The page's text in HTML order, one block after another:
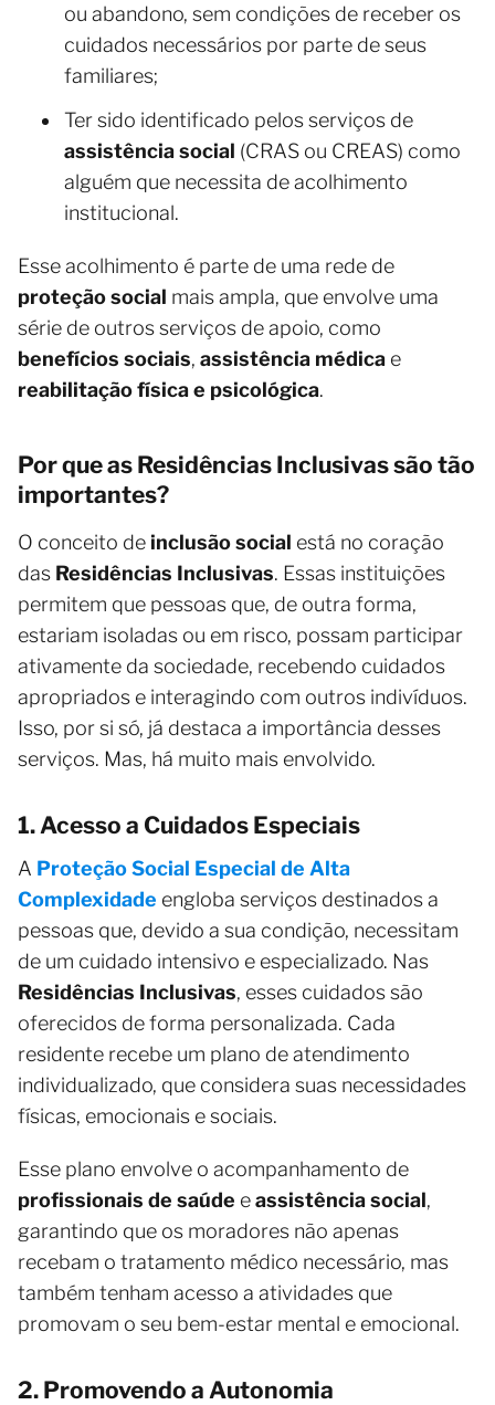
ou abandono, sem condições de receber os
cuidados necessários por parte de seus
familiares;
Ter sido identificado pelos serviços de
assistência social (CRAS ou CREAS) como
alguém que necessita de acolhimento
institucional.
Esse acolhimento é parte de uma rede de
proteção social mais ampla, que envolve uma
série de outros serviços de apoio, como
benefícios sociais, assistência médica e
reabilitação física e psicológica.
Por que as Residências Inclusivas são tão
importantes?
O conceito de inclusão social está no coração
das Residências Inclusivas. Essas instituições
permitem que pessoas que, de outra forma,
estariam isoladas ou em risco, possam participar
ativamente da sociedade, recebendo cuidados
apropriados e interagindo com outros indivíduos.
Isso, por si só, já destaca a importância desses
serviços. Mas, há muito mais envolvido.
1. Acesso a Cuidados Especiais
A Proteção Social Especial de Alta
Complexidade engloba serviços destinados a
pessoas que, devido a sua condição, necessitam
de um cuidado intensivo e especializado. Nas
Residências Inclusivas, esses cuidados são
oferecidos de forma personalizada. Cada
residente recebe um plano de atendimento
individualizado, que considera suas necessidades
físicas, emocionais e sociais.
Esse plano envolve o acompanhamento de
profissionais de saúde eassistência social,
garantindo que os moradores não apenas
recebam o tratamento médico necessário, mas
também tenham acesso a atividades que
promovam o seu bem-estar mental e emocional.
2. Promovendo a Autonomia